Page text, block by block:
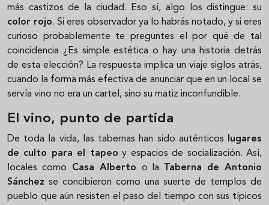
más castizos de la ciudad. Eso sí, algo los distingue: su
color rojo. Si eres observador ya lo habrás notado, y si eres
curioso probablemente te preguntes el por qué de tal
coincidencia ¿Es simple estética o hay una historia detrás
de esta elección? La respuesta implica un viaje siglos atrás,
cuando la forma más efectiva de anunciar que en un local se
servía vino no era un cartel, sino su matiz inconfundible.
El vino, punto de partida
De toda la vida, las tabernas han sido auténticos
lugares
de culto para el tapeo y espacios de socialización. Así,
locales como Casa Alberto o la
Taberna de Antonio
Sánchez se concibieron como una suerte de templos de
pueblo que aún resisten el paso del tiempo con sus típicos